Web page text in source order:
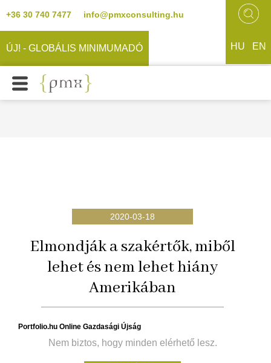
+36 30 740 7477 info@pmxconsulting.hu
ÚJ! - GLOBÁLIS MINIMUMADÓ HU EN
2020-03-18
Elmondják a szakértők, miből
lehet és nem lehet hiány
Amerikában
Portfolio.hu Online Gazdasági Újság
Nem biztos, hogy minden elérhető lesz.